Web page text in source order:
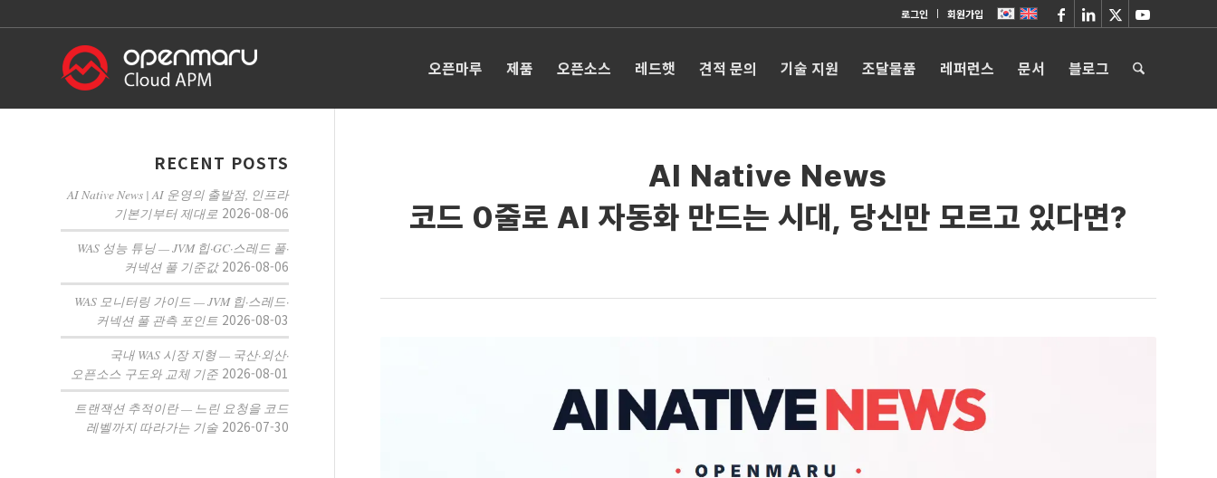
로그인 회원가입
오픈마루 제품 오픈소스 레드햇 견적 문의 기술 지원 조달물품 레퍼런스 문서 블로그
AI Native News
코드 0줄로 AI 자동화 만드는 시대, 당신만 모르고 있다면?
RECENT POSTS
AI Native News | AI 운영의 출발점, 인프라
기본기부터 제대로 2026-08-06
WAS 성능 튜닝 — JVM 힙·GC·스레드 풀·
커넥션 풀 기준값 2026-08-06
WAS 모니터링 가이드 — JVM 힙·스레드·
커넥션 풀 관측 포인트 2026-08-03
국내 WAS 시장 지형 — 국산·외산·
오픈소스 구도와 교체 기준 2026-08-01
트랜잭션 추적이란 — 느린 요청을 코드
레벨까지 따라가는 기술 2026-07-30